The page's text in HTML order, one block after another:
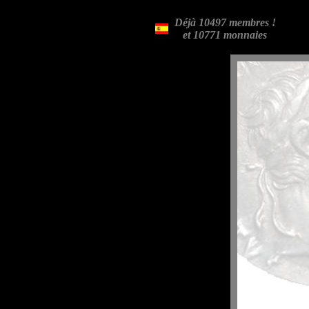
Déjà 10497 membres !
et 10771 monnaies